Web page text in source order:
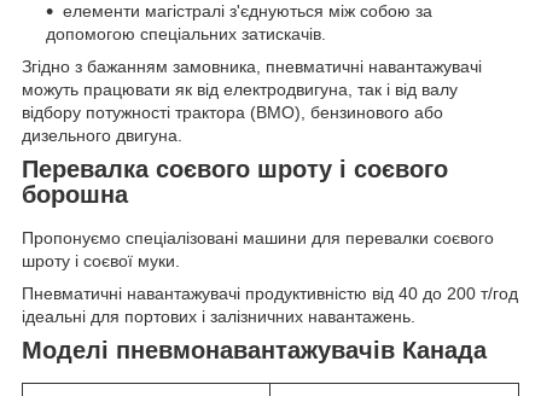
елементи магістралі з'єднуються між собою за
допомогою спеціальних затискачів.
Згідно з бажанням замовника, пневматичні навантажувачі
можуть працювати як від електродвигуна, так і від валу
відбору потужності трактора (ВМО), бензинового або
дизельного двигуна.
Перевалка соєвого шроту і соєвого
борошна
Пропонуємо спеціалізовані машини для перевалки соєвого
шроту і соєвої муки.
Пневматичні навантажувачі продуктивністю від 40 до 200 т/год
ідеальні для портових і залізничних навантажень.
Моделі пневмонавантажувачів Канада